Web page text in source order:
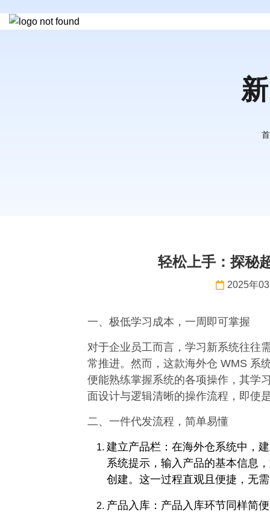
轻松上手：探秘
2025年
一、极低学习成本，一周即可掌握​
对于企业员工而言，学习新系统往往
常推进。然而，这款海外仓 WMS 系
便能熟练掌握系统的各项操作，其学
面设计与逻辑清晰的操作流程，即使
二、一件代发流程，简单易懂​
建立产品栏：在海外仓系统中，
系统提示，输入产品的基本信息
创建。这一过程直观且便捷，无
产品入库：产品入库环节同样简